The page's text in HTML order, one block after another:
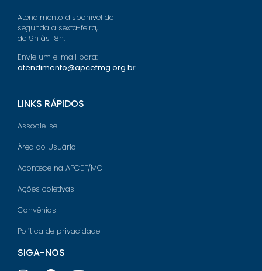
Atendimento disponível de
segunda a sexta-feira,
de 9h às 18h.
Envie um e-mail para:
atendimento@apcefmg.org.br
LINKS RÁPIDOS
Associe-se
Área do Usuário
Acontece na APCEF/MG
Ações coletivas
Convênios
Política de privacidade
SIGA-NOS